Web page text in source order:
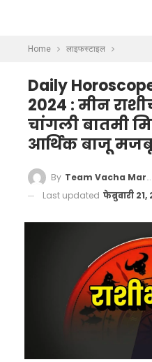
Home लाइफस्टाइल
Daily
2024 : मीन
चांगली बातमी
आर्थिक बाजू
By Team Vacha Marathi
Last updated फेब्रुवारी